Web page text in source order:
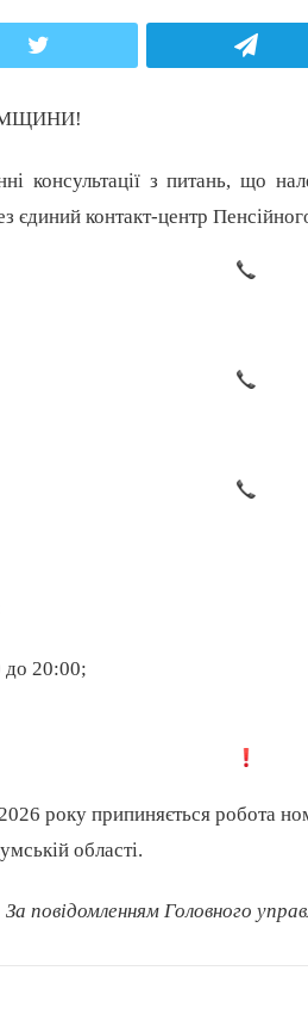
консультації з питань, що
єдиний контакт-центр
до 20:00;
року припиняється робота
області.
За повідомленням Головного